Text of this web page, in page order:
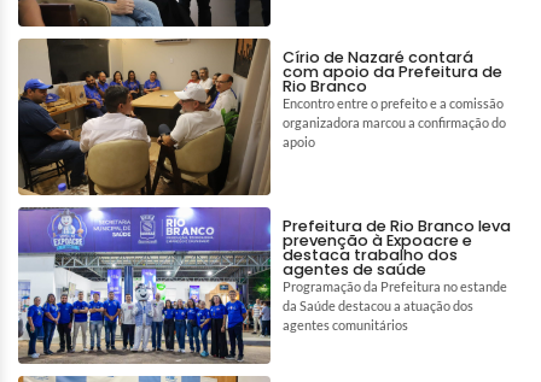
Círio de Nazaré contará
com apoio da Prefeitura de
Rio Branco
Encontro entre o prefeito e a comissão
organizadora marcou a confirmação do
apoio
Prefeitura de Rio Branco leva
prevenção à Expoacre e
destaca trabalho dos
agentes de saúde
Programação da Prefeitura no estande
da Saúde destacou a atuação dos
agentes comunitários